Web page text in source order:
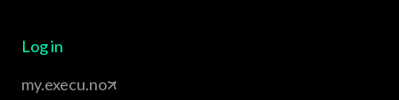
Log in
my.execu.no